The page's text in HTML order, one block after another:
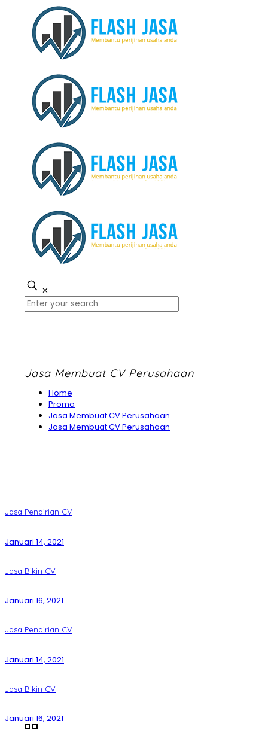
✕
Jasa Membuat CV Perusahaan
Home
Promo
Jasa Membuat CV Perusahaan
Jasa Membuat CV Perusahaan
Jasa Pendirian CV
Januari 14, 2021
Jasa Bikin CV
Januari 16, 2021
Jasa Pendirian CV
Januari 14, 2021
Jasa Bikin CV
Januari 16, 2021